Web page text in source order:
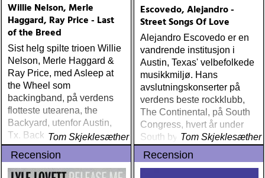
Willie Nelson, Merle
Haggard, Ray Price - Last
of the Breed
Sist helg spilte trioen Willie
Nelson, Merle Haggard &
Ray Price, med Asleep at
the Wheel som
backingband, på verdens
flotteste utearena, the
Backyard, utenfor Austin,
Tx. Backyard ligger et
kvarters kjøretur fra Willies
hjem, han åpner sesongen
der hver vår
Tom Skjeklesæther
Escovedo, Alejandro -
Street Songs Of Love
Alejandro Escovedo er en
vandrende institusjon i
Austin, Texas' velbefolkede
musikkmiljø. Hans
avslutningskonserter på
verdens beste rockklubb,
The Continental, på South
Congress, hvert år under
South by South West, er så
nærme essensen i rock det
er mulig å komme
Tom Skjeklesæther
Recension Recension